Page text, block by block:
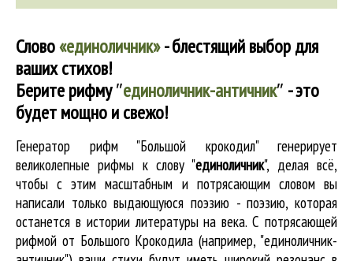
Слово«единоличник»- блестящий выбор для
ваших стихов!
Берите рифму″единоличник-античник″ - это
будет мощно и свежо!
Генератор рифм "Большой крокодил" генерирует
великолепныерифмы к слову "единоличник", делая всё,
чтобы с этим масштабным и потрясающим словом вы
написали только выдающуюся поэзию - поэзию, которая
останется в истории литературы на века. С потрясающей
рифмой от Большого Крокодила (например, "единоличник-